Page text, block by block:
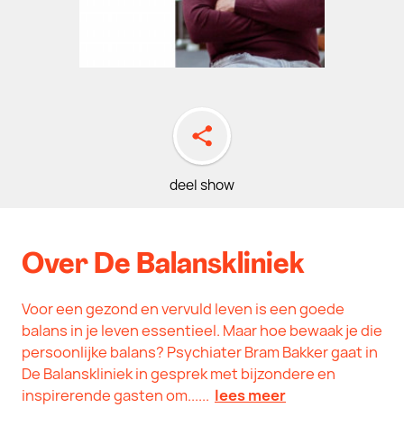
deel show
Over De Balanskliniek
Voor een gezond en vervuld leven is een goede
balans in je leven essentieel. Maar hoe bewaak je die
persoonlijke balans? Psychiater Bram Bakker gaat in
De Balanskliniek in gesprek met bijzondere en
inspirerende gasten om...... lees meer